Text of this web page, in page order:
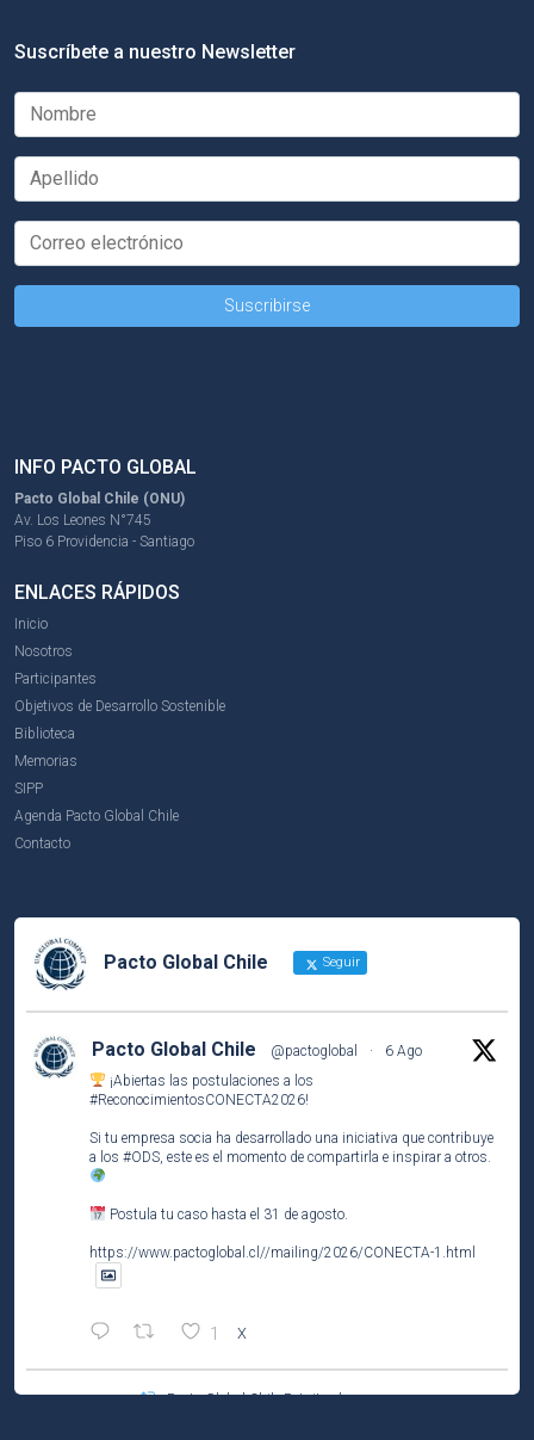
Suscríbete a nuestro Newsletter
INFO PACTO GLOBAL
Pacto Global Chile (ONU)
Av. Los Leones N°745
Piso 6 Providencia - Santiago
ENLACES RÁPIDOS
Inicio
Nosotros
Participantes
Objetivos de Desarrollo Sostenible
Biblioteca
Memorias
SIPP
Agenda Pacto Global Chile
Contacto
Pacto Global Chile Seguir
Pacto Global Chile @pactoglobal ·
6 Ago
¡Abiertas las postulaciones a los
#ReconocimientosCONECTA2026!
Si tu empresa socia ha desarrollado una iniciativa que contribuye
a los #ODS , este es el momento de compartirla e inspirar a otros.
Postula tu caso hasta el 31 de agosto.
https://www.pactoglobal.cl//mailing/2026/CONECTA-1.html
1 X
Pacto Global Chile Retuiteado